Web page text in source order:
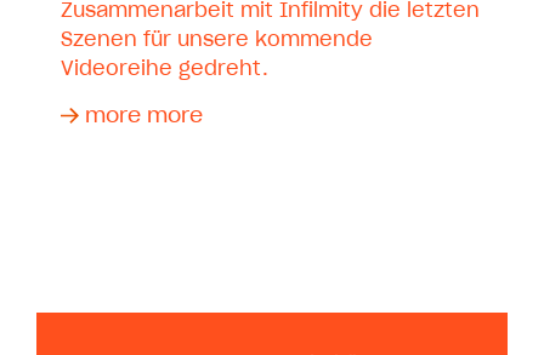
Zusammenarbeit mit Infilmity die letzten
Szenen für unsere kommende
Videoreihe gedreht.
more more